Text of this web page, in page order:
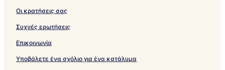
Οι κρατήσεις σας
Συχνές ερωτήσεις
Επικοινωνία
Υποβάλετε ένα σχόλιο για ένα κατάλυμα